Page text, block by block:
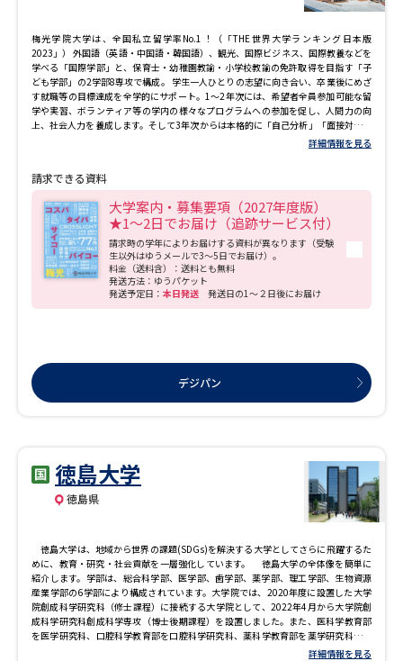
梅光学院大学は、全国私立留学率No.1！（「THE世界大学ランキング日本版
2023」） 外国語（英語・中国語・韓国語）、観光、国際ビジネス、国際教養などを
学べる「国際学部」と、保育士・幼稚園教諭・小学校教諭の免許取得を目指す「子
ども学部」の2学部8専攻で構成。 学生一人ひとりの志望に向き合い、卒業後にめざ
す就職等の目標達成を全学的にサポート。1～2年次には、希望者全員参加可能な留
学や実習、ボランティア等の学内の様々なプログラムへの参加を促し、人間力の向
上、社会人力を養成します。そして3年次からは本格的に「自己分析」「面接対策」
「グループディスカッション対策」「SPI対策」等の独自の就活対策講座を開催し、
ル」や教員採用試験対策講座など充実したキャリア支援の結果、就職率は19年連続
90％以上（2026年3月卒業生 就職希望者ベース）と、高い実績を誇ります。
詳細情報を見る
請求できる資料
大学案内・募集要項（2027年度版）
★1～2日でお届け（追跡サービス付）
請求時の学年によりお届けする資料が異なります（受験
生以外はゆうメールで3～5日でお届け）。
料金（送料含）：送料とも無料
発送方法：ゆうパケット
発送予定日： 本日発送 発送日の1～２日後にお届け
デジパン
徳島大学
徳島県
徳島大学は、地域から世界の課題(SDGs)を解決する大学としてさらに飛躍するた
めに、教育・研究・社会貢献を一層強化しています。 徳島大学の全体像を簡単に
紹介します。学部は、総合科学部、医学部、歯学部、薬学部、理工学部、生物資源
産業学部の6学部により構成されています。大学院では、2020年度に設置した大学
院創成科学研究科（修士課程）に接続する大学院として、2022年4月から大学院創
成科学研究科創成科学専攻（博士後期課程）を設置しました。また、医科学教育部
を医学研究科、口腔科学教育部を口腔科学研究科、薬科学教育部を薬学研究科、栄
養生命科学教育部を医科栄養学研究科、保健科学教育部を保健科学研究科に名称変
詳細情報を見る